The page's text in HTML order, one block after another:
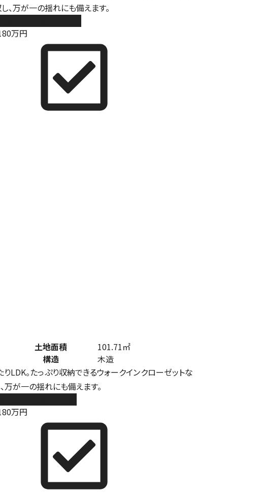
万が一の揺れにも備えます。
万円
土地面積
101.71㎡
構造
木造
LDK。たっぷり収納できるウォークインクローゼットな
が一の揺れにも備えます。
万円